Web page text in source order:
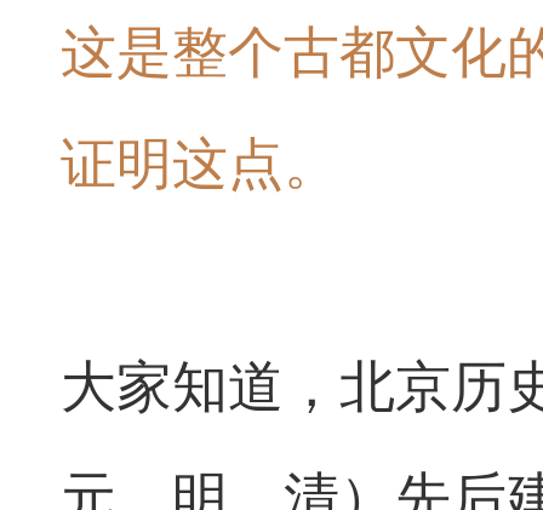
这是整个古都文化
证明这点。
大家知道，北京历